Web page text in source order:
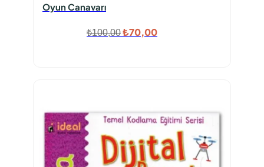
Oyun Canavarı
₺100,00Orijinal
₺70,00Şu